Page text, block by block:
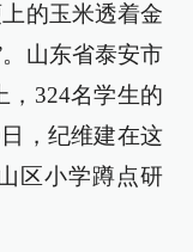
的玉米透着金
山东省泰安市
，324名学生的
，纪维建在这
区小学蹲点研